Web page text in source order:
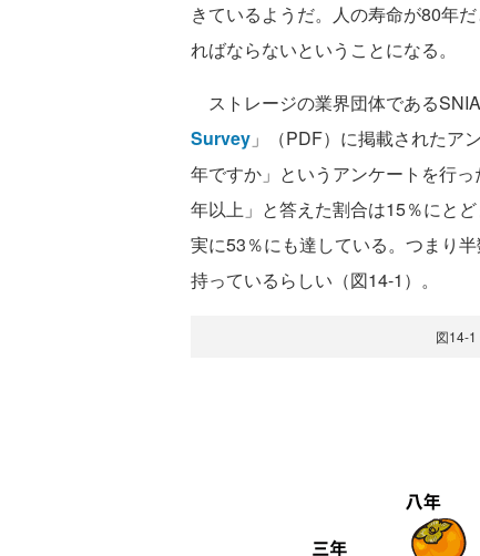
きているようだ。人の寿命が80年
ればならないということになる。
ストレージの業界団体である
Survey 」（PDF）に掲載されたア
年ですか」というアンケートを行
年以上」と答えた割合は15％にと
実に53％にも達している。つまり
持っているらしい（図14-1）。
図14-